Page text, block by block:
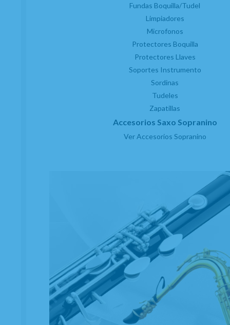
Fundas Boquilla/Tudel
Limpiadores
Microfonos
Protectores Boquilla
Protectores Llaves
Soportes Instrumento
Sordinas
Tudeles
Zapatillas
Accesorios Saxo Sopranino
Ver Accesorios Sopranino